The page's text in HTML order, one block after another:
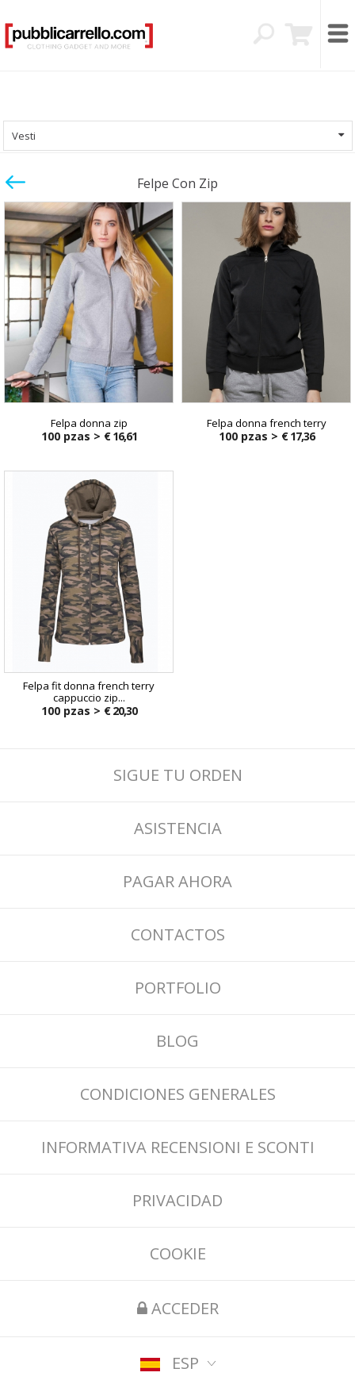
Vesti
Felpe Con Zip
Felpa donna zip
100 pzas > € 16,61
Felpa donna french terry
100 pzas > € 17,36
Felpa fit donna french terry
cappuccio zip...
100 pzas > € 20,30
SIGUE TU ORDEN
ASISTENCIA
PAGAR AHORA
CONTACTOS
PORTFOLIO
BLOG
CONDICIONES GENERALES
INFORMATIVA RECENSIONI E SCONTI
PRIVACIDAD
COOKIE
ACCEDER
ESP